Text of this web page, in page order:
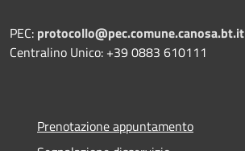
PEC: protocollo@pec.comune.canosa.bt.it
Centralino Unico: +39 0883 610111
Prenotazione appuntamento